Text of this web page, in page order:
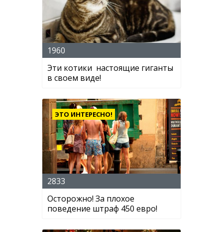
1960
Эти котики настоящие гиганты
в своем виде!
ЭТО ИНТЕРЕСНО!
2833
Осторожно! За плохое
поведение штраф 450 евро!